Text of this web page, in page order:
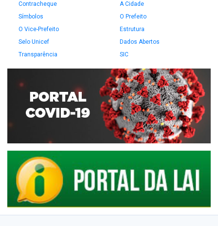
Contracheque
A Cidade
Símbolos
O Prefeito
O Vice-Prefeito
Estrutura
Selo Unicef
Dados Abertos
Transparência
SIC